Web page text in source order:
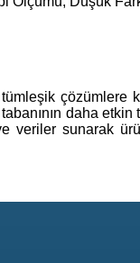
daha
veriler sunarak